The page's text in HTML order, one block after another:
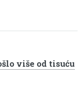
više od tisuću